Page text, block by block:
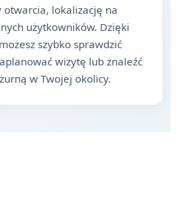
lokalizację na
użytkowników. Dzięki
szybko sprawdzić
wizytę lub znaleźć
w Twojej okolicy.